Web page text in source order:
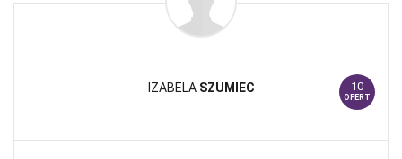
10
OFERT
IZABELA SZUMIEC